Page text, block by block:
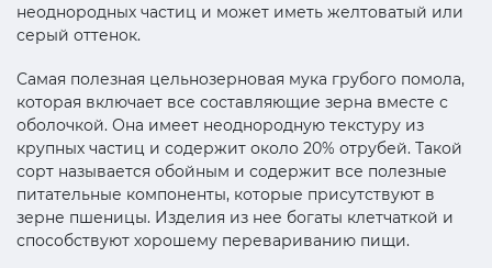
неоднородных частиц и может иметь желтоватый или
серый оттенок.
Самая полезная цельнозерновая мука грубого помола,
которая включает все составляющие зерна вместе с
оболочкой. Она имеет неоднородную текстуру из
крупных частиц и содержит около 20% отрубей. Такой
сорт называется обойным и содержит все полезные
питательные компоненты, которые присутствуют в
зерне пшеницы. Изделия из нее богаты клетчаткой и
способствуют хорошему перевариванию пищи.